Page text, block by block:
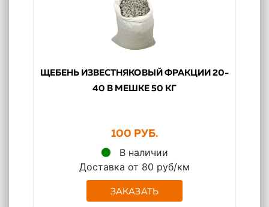
ЩЕБЕНЬ ИЗВЕСТНЯКОВЫЙ ФРАКЦИИ 20-
40 В МЕШКЕ 50 КГ
100 РУБ.
В наличии
Доставка от 80 руб/км
ЗАКАЗАТЬ